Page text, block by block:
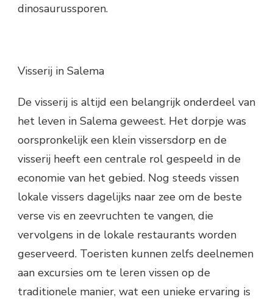
dinosaurussporen.
Visserij in Salema
De visserij is altijd een belangrijk onderdeel van
het leven in Salema geweest. Het dorpje was
oorspronkelijk een klein vissersdorp en de
visserij heeft een centrale rol gespeeld in de
economie van het gebied. Nog steeds vissen
lokale vissers dagelijks naar zee om de beste
verse vis en zeevruchten te vangen, die
vervolgens in de lokale restaurants worden
geserveerd. Toeristen kunnen zelfs deelnemen
aan excursies om te leren vissen op de
traditionele manier, wat een unieke ervaring is